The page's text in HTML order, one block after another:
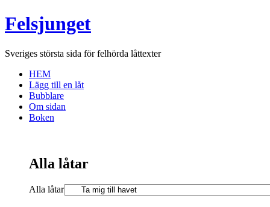
Felsjunget
Sveriges största sida för felhörda låttexter
HEM
Lägg till en låt
Bubblare
Om sidan
Boken
Alla låtar
Alla låtar